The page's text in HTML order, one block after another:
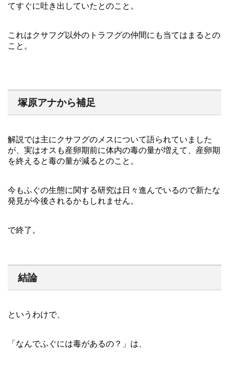
てすぐに吐き出していたとのこと。
これはクサフグ以外のトラフグの仲間にも当てはまるとの
こと。
塚原アナから補足
解説では主にクサフグのメスについて語られていました
が、実はオスも産卵期前に体内の毒の量が増えて、産卵期
を終えると毒の量が減るとのこと。
今もふぐの生態に関する研究は日々進んでいるので新たな
発見が今後されるかもしれません。
で終了。
結論
というわけで、
「なんでふぐには毒があるの？」は、